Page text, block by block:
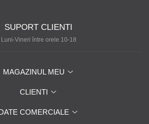
SUPORT CLIENTI
Luni-Vineri între orele 10-18
MAGAZINUL MEU
CLIENTI
COMERCIALE